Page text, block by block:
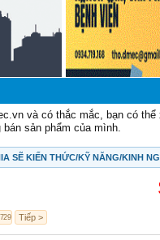
và có thắc mắc, bạn có
bán sản phẩm của mình.
SẼ KIẾN THỨC/KỸ NĂNG/KINH
Tiếp >